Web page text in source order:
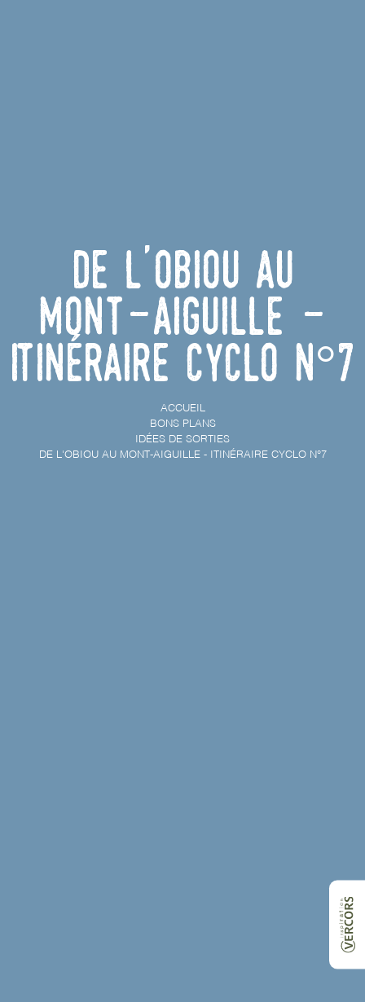
De l'Obiou au
Mont-Aiguille -
Itinéraire cyclo n°7
ACCUEIL
BONS PLANS
IDÉES DE SORTIES
DE L'OBIOU AU MONT-AIGUILLE - ITINÉRAIRE CYCLO N°7